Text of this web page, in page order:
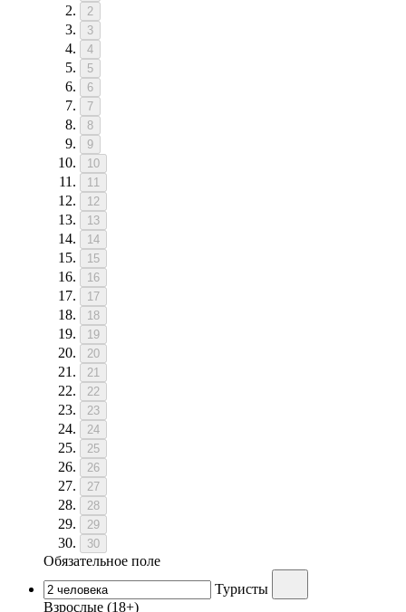
2
3
4
5
6
7
8
9
10
11
12
13
14
15
16
17
18
19
20
21
22
23
24
25
26
27
28
29
30
Обязательное поле
Туристы
Взрослые (18+)